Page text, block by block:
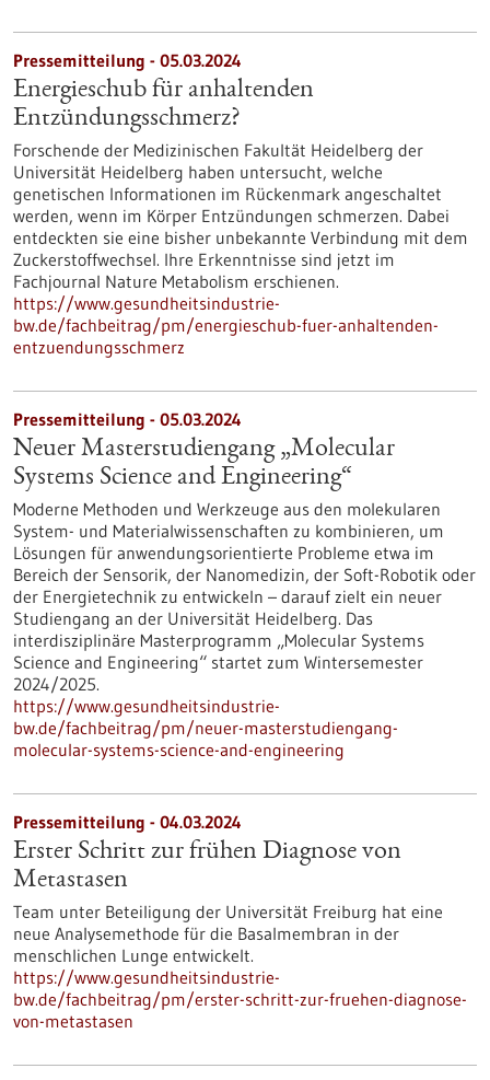
Pressemitteilung - 05.03.2024
Energieschub für anhaltenden
Entzündungsschmerz?
Forschende der Medizinischen Fakultät Heidelberg der
Universität Heidelberg haben untersucht, welche
genetischen Informationen im Rückenmark angeschaltet
werden, wenn im Körper Entzündungen schmerzen. Dabei
entdeckten sie eine bisher unbekannte Verbindung mit dem
Zuckerstoffwechsel. Ihre Erkenntnisse sind jetzt im
Fachjournal Nature Metabolism erschienen.
https://www.gesundheitsindustrie-
bw.de/fachbeitrag/pm/energieschub-fuer-anhaltenden-
entzuendungsschmerz
Pressemitteilung - 05.03.2024
Neuer Masterstudiengang „Molecular
Systems Science and Engineering“
Moderne Methoden und Werkzeuge aus den molekularen
System- und Materialwissenschaften zu kombinieren, um
Lösungen für anwendungsorientierte Probleme etwa im
Bereich der Sensorik, der Nanomedizin, der Soft-Robotik oder
der Energietechnik zu entwickeln – darauf zielt ein neuer
Studiengang an der Universität Heidelberg. Das
interdisziplinäre Masterprogramm „Molecular Systems
Science and Engineering“ startet zum Wintersemester
2024/2025.
https://www.gesundheitsindustrie-
bw.de/fachbeitrag/pm/neuer-masterstudiengang-
molecular-systems-science-and-engineering
Pressemitteilung - 04.03.2024
Erster Schritt zur frühen Diagnose von
Metastasen
Team unter Beteiligung der Universität Freiburg hat eine
neue Analysemethode für die Basalmembran in der
menschlichen Lunge entwickelt.
https://www.gesundheitsindustrie-
bw.de/fachbeitrag/pm/erster-schritt-zur-fruehen-diagnose-
von-metastasen